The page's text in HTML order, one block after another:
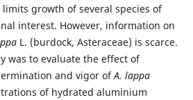
growth of several species of
interest. However, information on
L. (burdock, Asteraceae) is scarce.
was to evaluate the effect of
and vigor ofA. lappa
of hydrated aluminium